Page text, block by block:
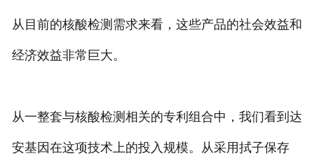
从目前的核酸检测需求来看，这些产品的社会效益和
经济效益非常巨大。
从一整套与核酸检测相关的专利组合中，我们看到达
安基因在这项技术上的投入规模。从采用拭子保存